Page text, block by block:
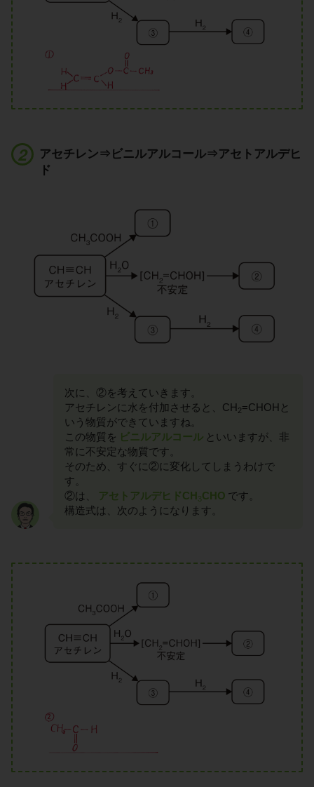
アセチレン⇒ビニルアルコール⇒アセトアルデヒ
ド
次に、②を考えていきます。
アセチレンに水を付加させると、CH2=CHOHと
いう物質ができていますね。
この物質を ビニルアルコール といいますが、非
常に不安定な物質です。
そのため、すぐに②に変化してしまうわけで
す。
②は、
アセトアルデヒドCH3CHO です。
構造式は、次のようになります。